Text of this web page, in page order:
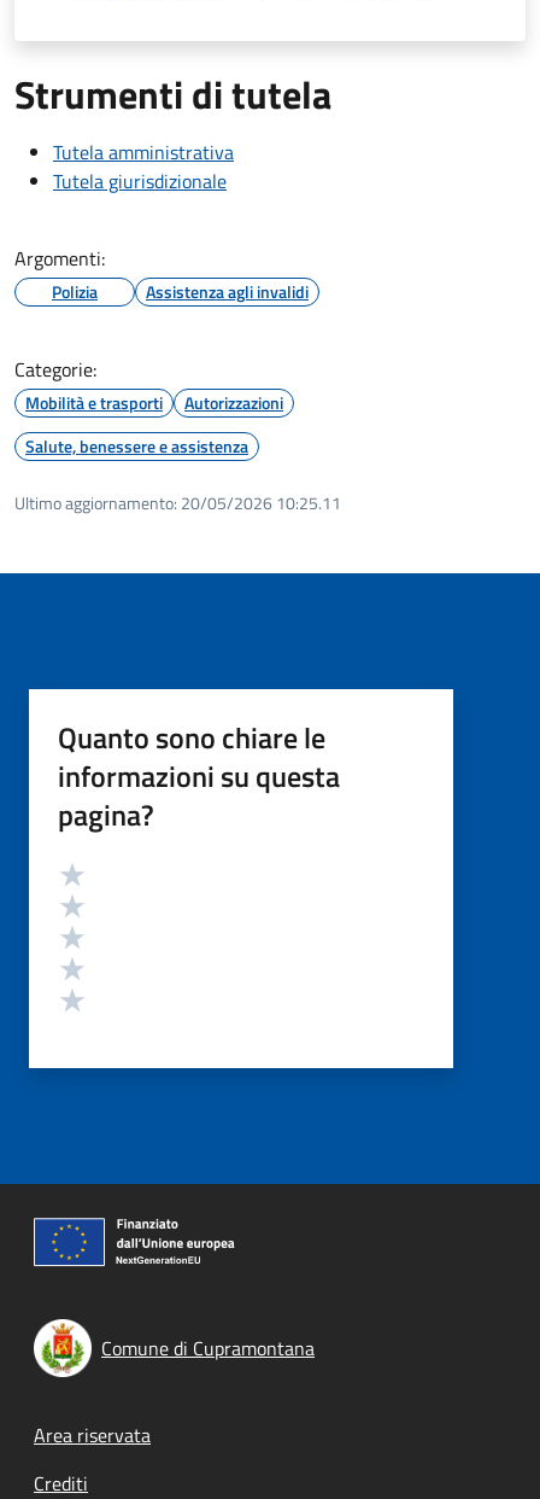
Strumenti di tutela
Tutela amministrativa
Tutela giurisdizionale
Argomenti:
Polizia Assistenza agli invalidi
Categorie:
Mobilità e trasporti
Autorizzazioni
Salute, benessere e assistenza
Ultimo aggiornamento: 20/05/2026 10:25.11
Quanto sono chiare le
informazioni su questa
pagina?
Valutazione
Comune di Cupramontana
Footer menu
Area riservata
Crediti